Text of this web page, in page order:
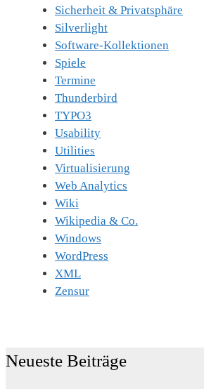
Sicherheit & Privatsphäre
Silverlight
Software-Kollektionen
Spiele
Termine
Thunderbird
TYPO3
Usability
Utilities
Virtualisierung
Web Analytics
Wiki
Wikipedia & Co.
Windows
WordPress
XML
Zensur
Neueste Beiträge